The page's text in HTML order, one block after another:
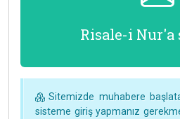
Risale-i Nur'a
Sitemizde muhabere
sisteme giriş yapmanız